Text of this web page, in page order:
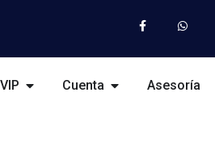
Cuenta Asesoría